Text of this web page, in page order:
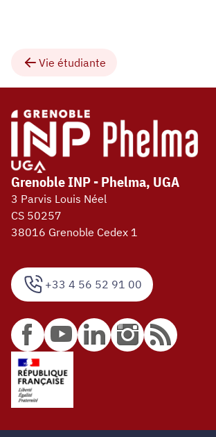
Vie étudiante
+33 4 56 52 91 00
Grenoble INP - Phelma, UGA
3 Parvis Louis Néel
CS 50257
38016 Grenoble Cedex 1